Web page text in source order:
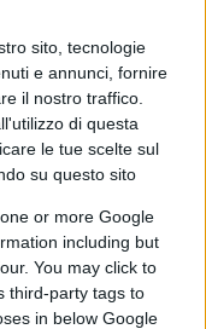
sito, tecnologie
e annunci, fornire
il nostro traffico.
di questa
le tue scelte sul
su questo sito
or more Google
including but
You may click to
third-party tags to
in below Google